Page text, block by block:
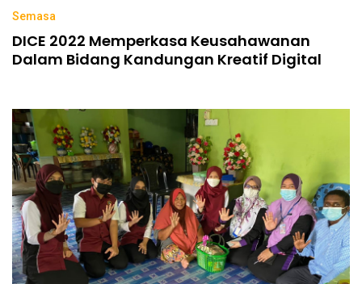
Semasa
DICE 2022 Memperkasa Keusahawanan
Dalam Bidang Kandungan Kreatif Digital